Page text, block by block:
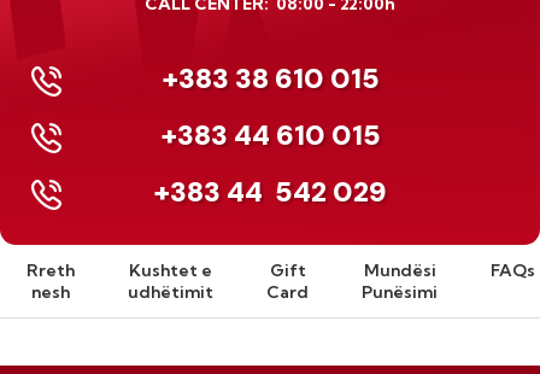
+383 38 610 015
+383 44 610 015
+383 44 542 029
Rreth
nesh
Kushtet e
udhëtimit
Gift
Card
Mundësi
Punësimi
FAQs